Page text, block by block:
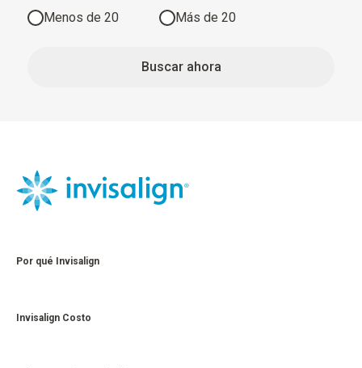
Menos de 20 Más de 20
Buscar ahora
Por qué Invisalign
Invisalign Costo